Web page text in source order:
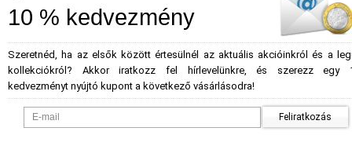
10 % kedvezmény
Szeretnéd, ha az elsők között értesülnél az aktuális akcióinkról és a
kollekciókról? Akkor iratkozz fel hírlevelünkre, és szerezz egy
kedvezményt nyújtó kupont a következő vásárlásodra!
Feliratkozás